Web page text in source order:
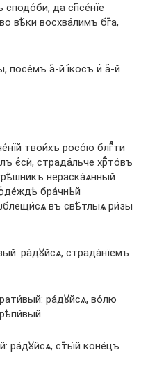
да сп҃се́нїе
вѣ́ки восхва́лимъ бг҃а,
посе́мъ а҃-й і҆́косъ и҆ а҃-й
твои́хъ росо́ю блгⷣти
є҆сѝ, страда́льче хрⷭ҇то́въ
нераска́ѧнный
бра́чнѣй
въ свѣ́тлыѧ ри́зы
ра́дꙋйсѧ, страда́нїемъ
ра́дꙋйсѧ, во́лю
ра́дꙋйсѧ, ст҃ы́й коне́цъ